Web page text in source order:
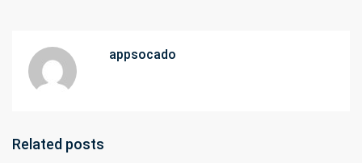
appsocado
Related posts